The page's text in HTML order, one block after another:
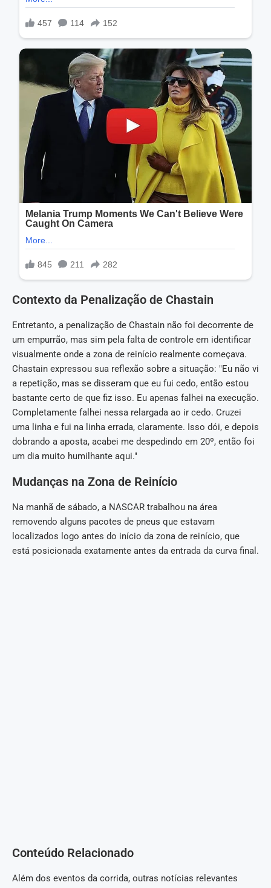
Contexto da Penalização de Chastain
Entretanto, a penalização de Chastain não foi decorrente de
um empurrão, mas sim pela falta de controle em identificar
visualmente onde a zona de reinício realmente começava.
Chastain expressou sua reflexão sobre a situação: "Eu não vi
a repetição, mas se disseram que eu fui cedo, então estou
bastante certo de que fiz isso. Eu apenas falhei na execução.
Completamente falhei nessa relargada ao ir cedo. Cruzei
uma linha e fui na linha errada, claramente. Isso dói, e depois
dobrando a aposta, acabei me despedindo em 20º, então foi
um dia muito humilhante aqui."
Mudanças na Zona de Reinício
Na manhã de sábado, a NASCAR trabalhou na área
removendo alguns pacotes de pneus que estavam
localizados logo antes do início da zona de reinício, que
está posicionada exatamente antes da entrada da curva final.
Conteúdo Relacionado
Além dos eventos da corrida, outras notícias relevantes